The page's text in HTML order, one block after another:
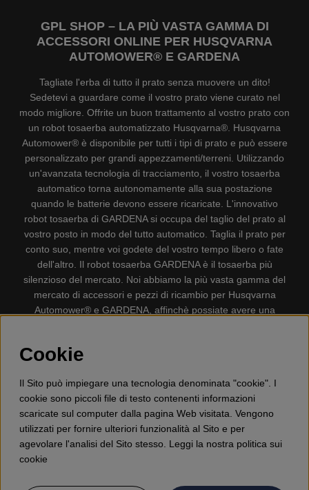
GPL SHOP – LA PIÙ VASTA GAMMA DI
ACCESSORI ONLINE PER HUSQVARNA
AUTOMOWER® E GARDENA
Tagliate l'erba di tutto il prato senza muovere un dito!
Sedetevi a guardare come il vostro prato viene curato nel
modo migliore. Offrite un buon trattamento al vostro prato con
un robot tosaerba automatizzato Husqvarna®. Husqvarna
Automower® è disponibile per tutti i tipi di prato e può essere
personalizzato per grandi appezzamenti/terreni. Utilizzando
un'avanzata tecnologia di tracciamento, il vostro tosaerba
automatico torna autonomamente alla sua postazione
quando le batterie devono essere ricaricate. L'innovativo
robot tosaerba di GARDENA si occupa del taglio del prato al
vostro posto in modo del tutto automatico. Taglia il prato per
conto suo, mentre voi godete del vostro tempo libero o fate
dell'altro. Il robot tosaerba GARDENA è il tosaerba più
silenzioso del mercato. Noi abbiamo la più vasta gamma del
mercato di accessori e pezzi di ricambio per Husqvarna
Automower® e GARDENA, affinchè possiate avere una
Accessori per la protezione personale, Decespugliatori,
Aspirapolvere, Mototroncatrici, Attrezzature Forestali,
Lubrificanti, Carburanti, Giocattolo per bambini ETC.
Cookie
Il Sito può impiegare una tecnologia denominata "cookie". I
cookie sono piccoli file di testo contenenti informazioni
scaricate sul computer dalla pagina Web visitata. Vengono
utilizzati per fornire ulteriori funzionalità al Sito e per
agevolare l'analisi del Sito stesso. Leggi la nostra politica sui
cookie